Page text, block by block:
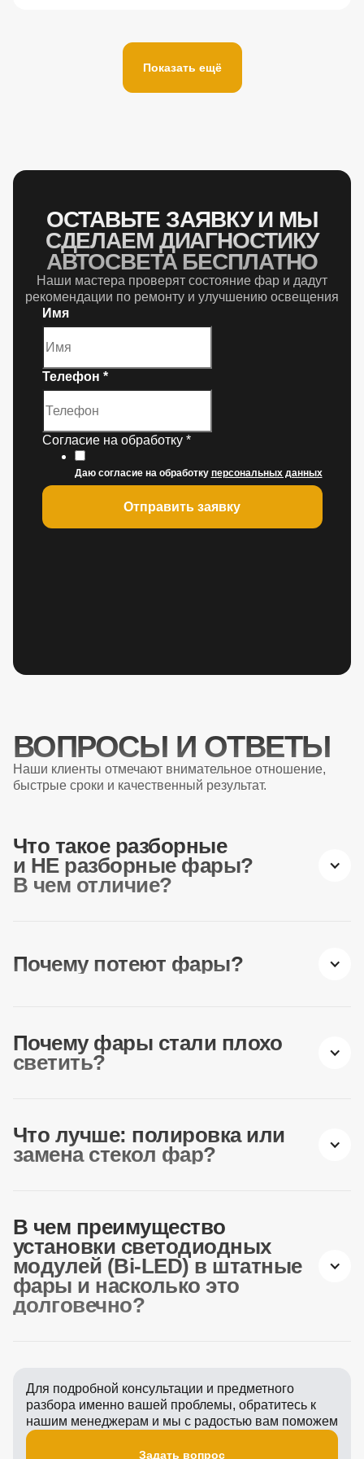
Показать ещё
ОСТАВЬТЕ ЗАЯВКУ И МЫ
СДЕЛАЕМ ДИАГНОСТИКУ
АВТОСВЕТА БЕСПЛАТНО
Наши мастера проверят состояние фар и дадут
рекомендации по ремонту и улучшению освещения
Имя
Телефон *
Согласие на обработку *
Даю согласие на обработку персональных данных
Отправить заявку
ВОПРОСЫ И ОТВЕТЫ
Наши клиенты отмечают внимательное отношение,
быстрые сроки и качественный результат.
Что такое разборные
и НЕ разборные фары?
В чем отличие?
Почему потеют фары?
Почему фары стали плохо
светить?
Что лучше: полировка или
замена стекол фар?
В чем преимущество
установки светодиодных
модулей (Bi-LED) в штатные
фары и насколько это
долговечно?
Для подробной консультации и предметного
разбора именно вашей проблемы, обратитесь к
нашим менеджерам и мы с радостью вам поможем
Задать вопрос